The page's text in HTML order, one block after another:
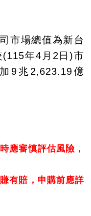
市場總值為新台
年4月2日)市
9兆2,623.19億
應審慎評估風險，
有賠，申購前應詳